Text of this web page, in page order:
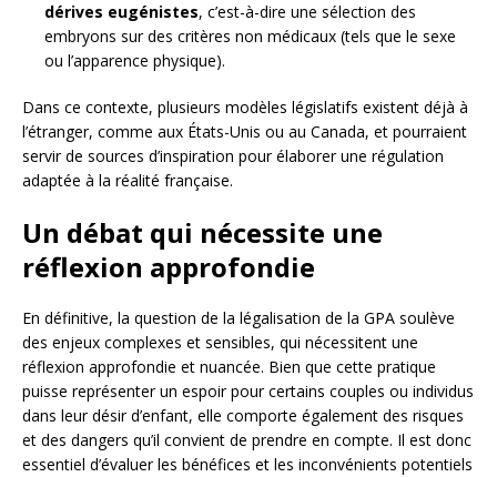
dérives eugénistes, c’est-à-dire une sélection des
embryons sur des critères non médicaux (tels que le sexe
ou l’apparence physique).
Dans ce contexte, plusieurs modèles législatifs existent déjà à
l’étranger, comme aux États-Unis ou au Canada, et pourraient
servir de sources d’inspiration pour élaborer une régulation
adaptée à la réalité française.
Un débat qui nécessite une
réflexion approfondie
En définitive, la question de la légalisation de la GPA soulève
des enjeux complexes et sensibles, qui nécessitent une
réflexion approfondie et nuancée. Bien que cette pratique
puisse représenter un espoir pour certains couples ou individus
dans leur désir d’enfant, elle comporte également des risques
et des dangers qu’il convient de prendre en compte. Il est donc
essentiel d’évaluer les bénéfices et les inconvénients potentiels